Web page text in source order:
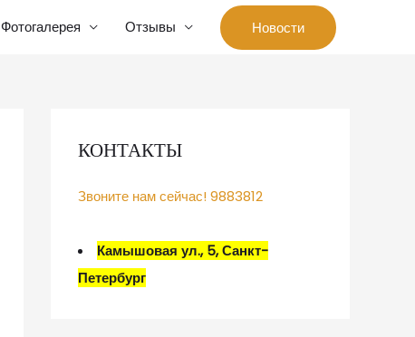
Фотогалерея Отзывы Новости
КОНТАКТЫ
Звоните нам сейчас! 9883812
Камышовая ул., 5, Санкт-
Петербург